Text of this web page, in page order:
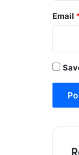
Email